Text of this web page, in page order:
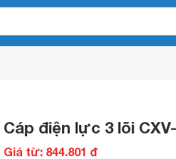
Cáp điện lực 3 lõi
Giá từ: 844.801 đ